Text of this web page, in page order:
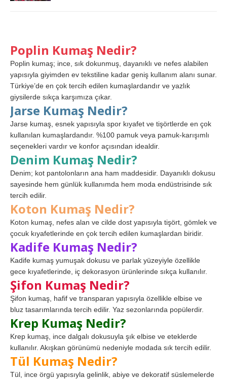
Poplin Kumaş Nedir?
Poplin kumaş; ince, sık dokunmuş, dayanıklı ve nefes alabilen
yapısıyla giyimden ev tekstiline kadar geniş kullanım alanı sunar.
Türkiye’de en çok tercih edilen kumaşlardandır ve yazlık
giysilerde sıkça karşımıza çıkar.
Jarse Kumaş Nedir?
Jarse kumaş, esnek yapısıyla spor kıyafet ve tişörtlerde en çok
kullanılan kumaşlardandır. %100 pamuk veya pamuk-karışımlı
seçenekleri vardır ve konfor açısından idealdir.
Denim Kumaş Nedir?
Denim; kot pantolonların ana ham maddesidir. Dayanıklı dokusu
sayesinde hem günlük kullanımda hem moda endüstrisinde sık
tercih edilir.
Koton Kumaş Nedir?
Koton kumaş, nefes alan ve cilde dost yapısıyla tişört, gömlek ve
çocuk kıyafetlerinde en çok tercih edilen kumaşlardan biridir.
Kadife Kumaş Nedir?
Kadife kumaş yumuşak dokusu ve parlak yüzeyiyle özellikle
gece kıyafetlerinde, iç dekorasyon ürünlerinde sıkça kullanılır.
Şifon Kumaş Nedir?
Şifon kumaş, hafif ve transparan yapısıyla özellikle elbise ve
bluz tasarımlarında tercih edilir. Yaz sezonlarında popülerdir.
Krep Kumaş Nedir?
Krep kumaş, ince dalgalı dokusuyla şık elbise ve eteklerde
kullanılır. Akışkan görünümü nedeniyle modada sık tercih edilir.
Tül Kumaş Nedir?
Tül, ince örgü yapısıyla gelinlik, abiye ve dekoratif süslemelerde